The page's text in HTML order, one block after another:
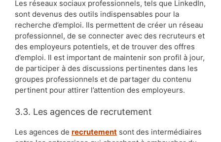
Les réseaux sociaux professionnels, tels que LinkedIn,
sont devenus des outils indispensables pour la
recherche d’emploi. Ils permettent de créer un réseau
professionnel, de se connecter avec des recruteurs et
des employeurs potentiels, et de trouver des offres
d’emploi. Il est important de maintenir son profil à jour,
de participer à des discussions pertinentes dans les
groupes professionnels et de partager du contenu
pertinent pour attirer l’attention des employeurs.
3.3. Les agences de recrutement
Les agences de recrutement sont des intermédiaires